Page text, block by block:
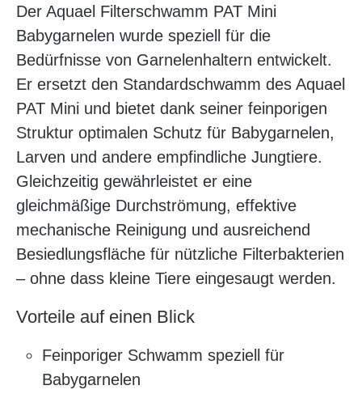
Der Aquael Filterschwamm PAT Mini
Babygarnelen wurde speziell für die
Bedürfnisse von Garnelenhaltern entwickelt.
Er ersetzt den Standardschwamm des Aquael
PAT Mini und bietet dank seiner feinporigen
Struktur optimalen Schutz für Babygarnelen,
Larven und andere empfindliche Jungtiere.
Gleichzeitig gewährleistet er eine
gleichmäßige Durchströmung, effektive
mechanische Reinigung und ausreichend
Besiedlungsfläche für nützliche Filterbakterien
– ohne dass kleine Tiere eingesaugt werden.
Vorteile auf einen Blick
Feinporiger Schwamm speziell für
Babygarnelen